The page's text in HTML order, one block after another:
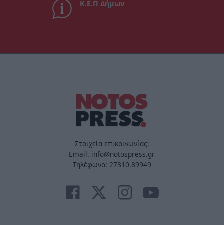
Κ.Ε.Π Δήμων
Στοιχεία επικοινωνίας:
Email. info@notospress.gr
Τηλέφωνο: 27310.89949